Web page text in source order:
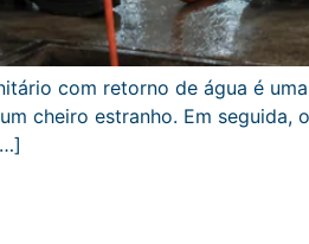
com retorno de água é
cheiro estranho. Em